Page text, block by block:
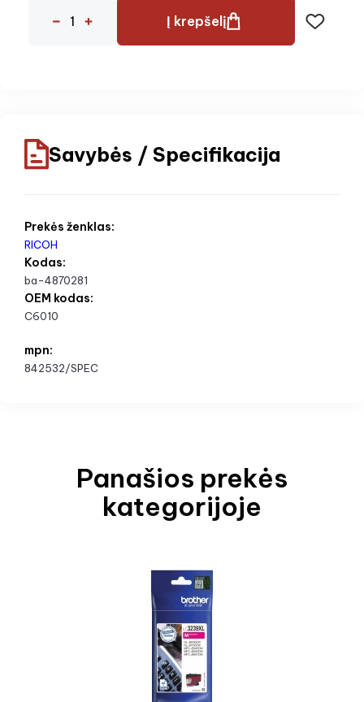
Į krepšelį
Savybės / Specifikacija
Prekės ženklas:
RICOH
Kodas:
ba-4870281
OEM kodas:
C6010
mpn:
842532/SPEC
Panašios prekės
kategorijoje